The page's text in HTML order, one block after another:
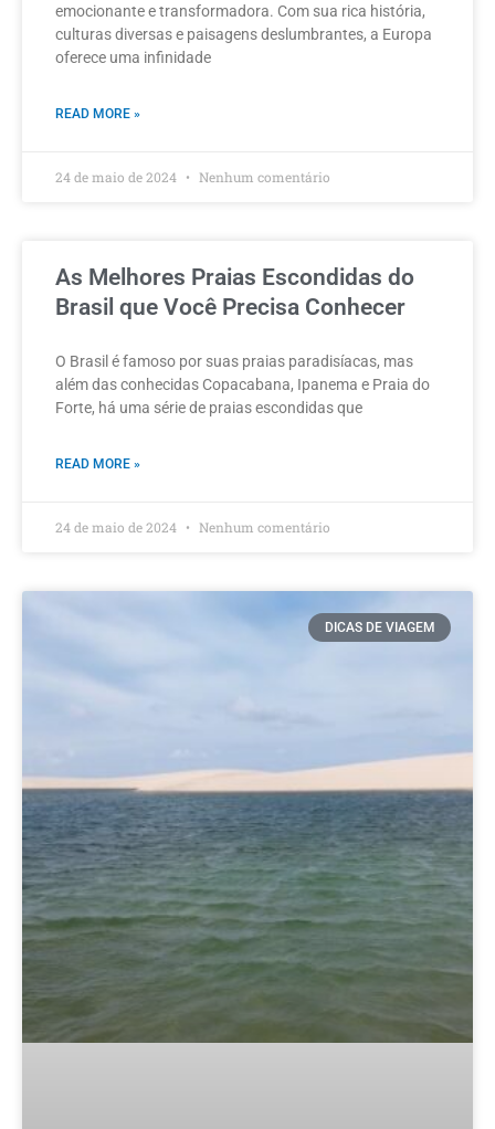
emocionante e transformadora. Com sua rica história,
culturas diversas e paisagens deslumbrantes, a Europa
oferece uma infinidade
READ MORE »
24 de maio de 2024 Nenhum comentário
As Melhores Praias Escondidas do
Brasil que Você Precisa Conhecer
O Brasil é famoso por suas praias paradisíacas, mas
além das conhecidas Copacabana, Ipanema e Praia do
Forte, há uma série de praias escondidas que
READ MORE »
24 de maio de 2024 Nenhum comentário
DICAS DE VIAGEM